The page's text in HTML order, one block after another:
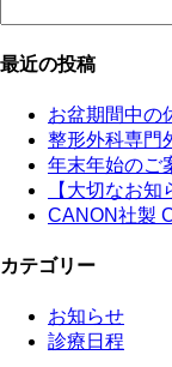
最近の投稿
お盆期間中の
整形外科専門
年末年始のご
【大切なお
CANON社製
カテゴリー
お知らせ
診療日程